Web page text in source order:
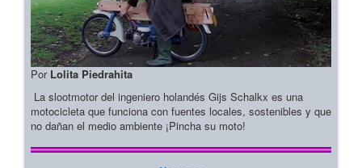
Por Lolita Piedrahita
La slootmotor del ingeniero holandés Gijs Schalkx es una
motocicleta que funciona con fuentes locales, sostenibles y que
no dañan el medio ambiente ¡Pincha su moto!